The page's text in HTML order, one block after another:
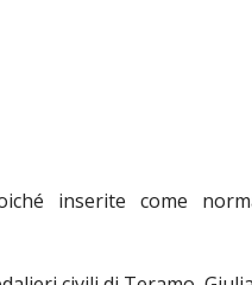
CATTOLICA
inserite come